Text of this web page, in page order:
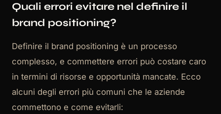
Quali errori evitare nel definire il
brand positioning?
Definire il brand positioning è un processo
complesso, e commettere errori può costare caro
in termini di risorse e opportunità mancate. Ecco
alcuni degli errori più comuni che le aziende
commettono e come evitarli: